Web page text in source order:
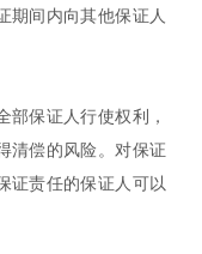
期间内向其他保证人
部保证人行使权利，
清偿的风险。对保证
证责任的保证人可以